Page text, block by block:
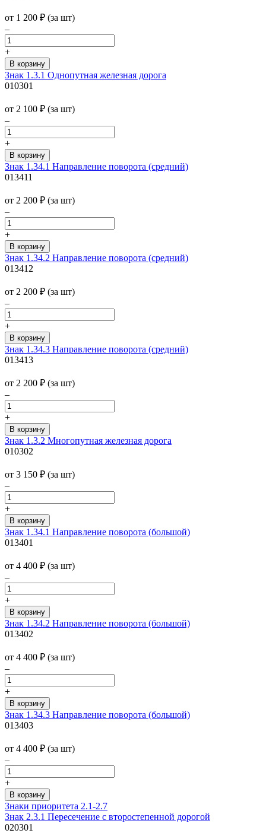
от 1 200 ₽ (за шт)
–
+
Знак 1.3.1 Однопутная железная дорога
010301
от 2 100 ₽ (за шт)
–
+
Знак 1.34.1 Направление поворота (средний)
013411
от 2 200 ₽ (за шт)
–
+
Знак 1.34.2 Направление поворота (средний)
013412
от 2 200 ₽ (за шт)
–
+
Знак 1.34.3 Направление поворота (средний)
013413
от 2 200 ₽ (за шт)
–
+
Знак 1.3.2 Многопутная железная дорога
010302
от 3 150 ₽ (за шт)
–
+
Знак 1.34.1 Направление поворота (большой)
013401
от 4 400 ₽ (за шт)
–
+
Знак 1.34.2 Направление поворота (большой)
013402
от 4 400 ₽ (за шт)
–
+
Знак 1.34.3 Направление поворота (большой)
013403
от 4 400 ₽ (за шт)
–
+
Знаки приоритета 2.1-2.7
Знак 2.3.1 Пересечение с второстепенной дорогой
020301